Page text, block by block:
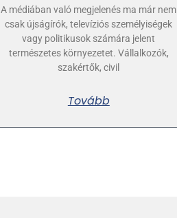
A médiában való megjelenés ma már nem
csak újságírók, televíziós személyiségek
vagy politikusok számára jelent
természetes környezetet. Vállalkozók,
szakértők, civil
Tovább